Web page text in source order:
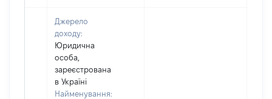
Джерело
доходу:
Юридична
особа,
зареєстрована
в Україні
Найменування: